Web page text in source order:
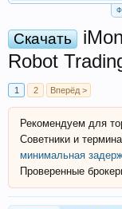
Скачать
Robot
1 2 Вперёд >
Рекомендуем для
Советники и
минимальная
Проверенные